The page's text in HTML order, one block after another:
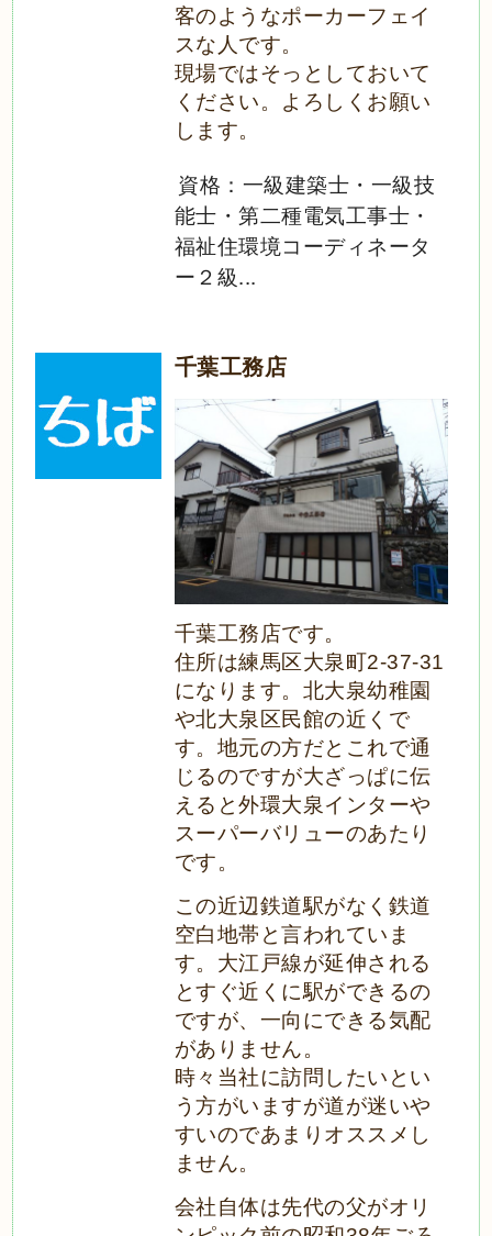
客のようなポーカーフェイ
スな人です。
現場ではそっとしておいて
ください。よろしくお願い
します。
資格：一級建築士・一級技
能士・第二種電気工事士・
福祉住環境コーディネータ
ー２級...
千葉工務店
千葉工務店です。
住所は練馬区大泉町2-37-31
になります。北大泉幼稚園
や北大泉区民館の近くで
す。地元の方だとこれで通
じるのですが大ざっぱに伝
えると外環大泉インターや
スーパーバリューのあたり
です。
この近辺鉄道駅がなく鉄道
空白地帯 と言われていま
す。大江戸線が延伸される
とすぐ近くに駅ができるの
ですが、一向にできる気配
がありません。
時々当社に訪問したいとい
う方がいますが道が迷いや
すいのであまりオススメし
ません。
会社自体は先代の父がオリ